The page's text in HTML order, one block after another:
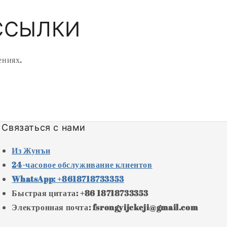
Связаться с нами
Из Жунъи
24-часовое обслуживание клиентов
WhatsApp: +8618718733353
Быстрая цитата: +86 18718733353
Электронная почта: fsrongyijckeji@gmail.com